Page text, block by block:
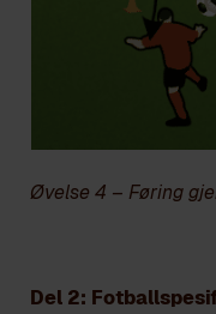
Øvelse 4 – Føring
Del 2: